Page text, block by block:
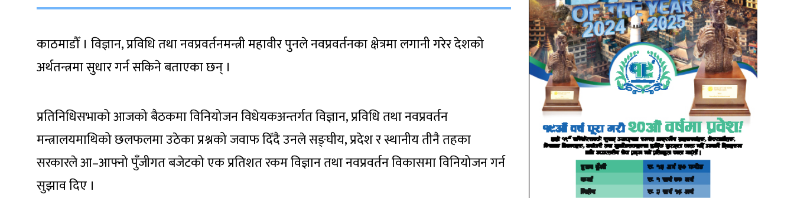
काठमाडौँ । विज्ञान, प्रविधि तथा नवप्रवर्तनमन्त्री महावीर पुनले नवप्रवर्तनका क्षेत्रमा लगानी गरेर देशको
अर्थतन्त्रमा सुधार गर्न सकिने बताएका छन् ।
प्रतिनिधिसभाको आजको बैठकमा विनियोजन विधेयकअन्तर्गत विज्ञान, प्रविधि तथा नवप्रवर्तन
मन्त्रालयमाथिको छलफलमा उठेका प्रश्नको जवाफ दिँदै उनले सङ्घीय, प्रदेश र स्थानीय तीनै तहका
सरकारले आ–आफ्नो पुँजीगत बजेटको एक प्रतिशत रकम विज्ञान तथा नवप्रवर्तन विकासमा विनियोजन गर्न
सुझाव दिए ।